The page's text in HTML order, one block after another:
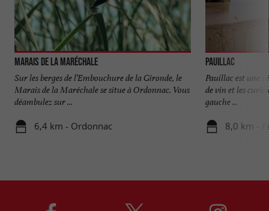
Marais de la Maréchale
Sur les berges de l’Embouchure de la Gironde, le
Marais de la Maréchale se situe à Ordonnac. Vous
déambulez sur ...
6,4 km - Ordonnac
Pauillac
Pauillac est une
de vin et les
gauche ...
8,0 km -